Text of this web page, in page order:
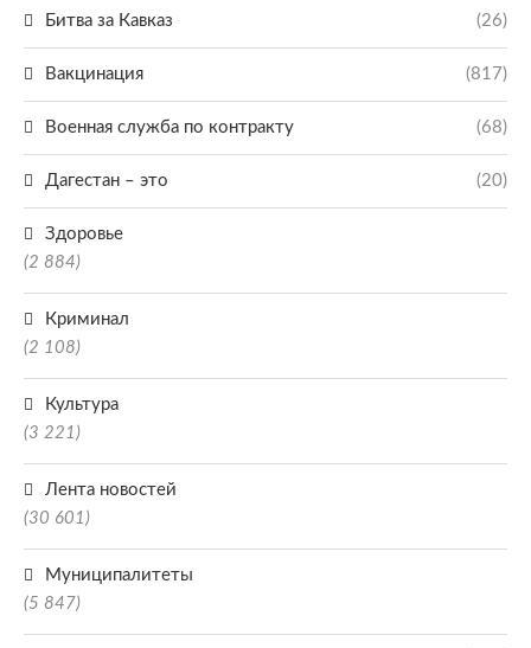
Битва за Кавказ (26)
Вакцинация (817)
Военная служба по контракту (68)
Дагестан – это (20)
Здоровье
(2 884)
Криминал
(2 108)
Культура
(3 221)
Лента новостей
(30 601)
Муниципалитеты
(5 847)